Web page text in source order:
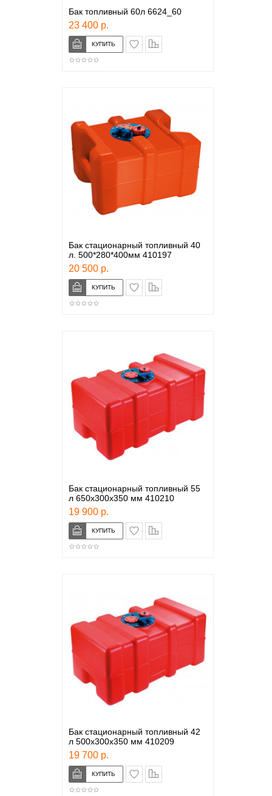
Бак топливный 60л 6624_60
23 400 р.
в закладки
Бак стационарный топливный 40
л. 500*280*400мм 410197
20 500 р.
в закладки
Бак стационарный топливный 55
л 650х300х350 мм 410210
19 900 р.
в закладки
Бак стационарный топливный 42
л 500х300х350 мм 410209
19 700 р.
в закладки